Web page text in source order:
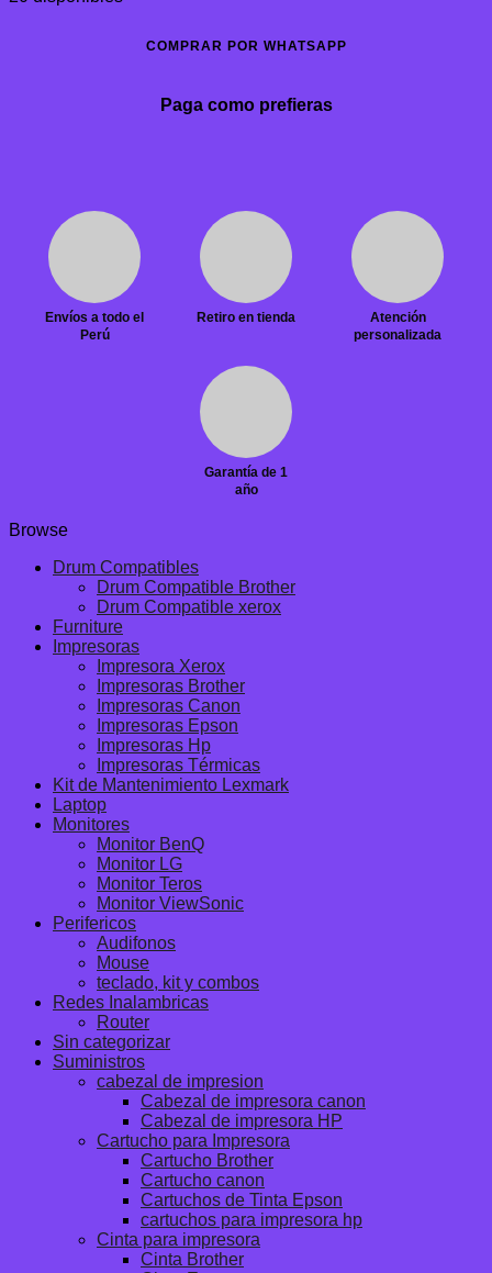
COMPRAR POR WHATSAPP
Paga como prefieras
Envíos a todo el
Perú
Retiro en tienda
Atención
personalizada
Garantía de 1
año
Browse
Drum Compatibles
Drum Compatible Brother
Drum Compatible xerox
Furniture
Impresoras
Impresora Xerox
Impresoras Brother
Impresoras Canon
Impresoras Epson
Impresoras Hp
Impresoras Térmicas
Kit de Mantenimiento Lexmark
Laptop
Monitores
Monitor BenQ
Monitor LG
Monitor Teros
Monitor ViewSonic
Perifericos
Audifonos
Mouse
teclado, kit y combos
Redes Inalambricas
Router
Sin categorizar
Suministros
cabezal de impresion
Cabezal de impresora canon
Cabezal de impresora HP
Cartucho para Impresora
Cartucho Brother
Cartucho canon
Cartuchos de Tinta Epson
cartuchos para impresora hp
Cinta para impresora
Cinta Brother